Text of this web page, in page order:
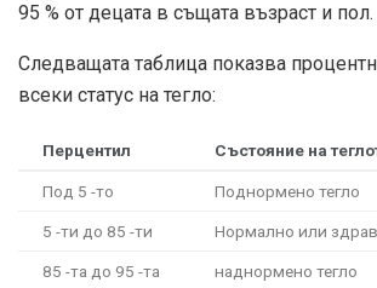
95 % от децата в същата възраст и пол.
Следващата таблица показва
всеки статус на тегло:
Перцентил Състояние на
Под 5 -то Поднормено тегло
5 -ти до 85 -ти Нормално или
85 -та до 95 -та наднормено тегло